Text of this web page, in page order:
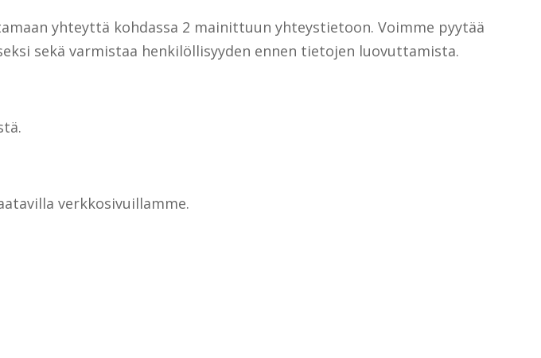
yhteyttä kohdassa 2 mainittuun yhteystietoon. Voimme pyytää
sekä varmistaa henkilöllisyyden ennen tietojen luovuttamista.
verkkosivuillamme.